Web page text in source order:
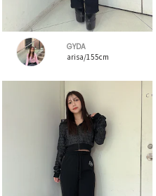
GYDA
arisa/155cm